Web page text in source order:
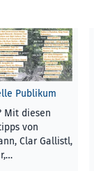
Publikum
Mit diesen
von
Clar Gallistl,